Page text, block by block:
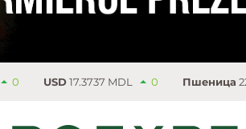
17.3737 MDL 0 Пшеница 223 €/т 3.25